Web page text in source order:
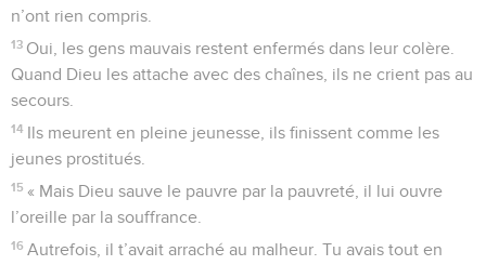
n’ont rien compris.
13 Oui, les gens mauvais restent enfermés dans leur colère.
Quand Dieu les attache avec des chaînes, ils ne crient pas au
secours.
14 Ils meurent en pleine jeunesse, ils finissent comme les
jeunes prostitués.
15 « Mais Dieu sauve le pauvre par la pauvreté, il lui ouvre
l’oreille par la souffrance.
16 Autrefois, il t’avait arraché au malheur. Tu avais tout en